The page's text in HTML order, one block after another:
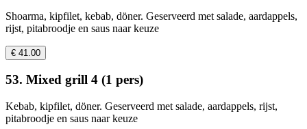
Shoarma, kipfilet, kebab, döner. Geserveerd met salade, aardappels,
rijst, pitabroodje en saus naar keuze
€ 41.00
53. Mixed grill 4 (1 pers)
Kebab, kipfilet, döner. Geserveerd met salade, aardappels, rijst,
pitabroodje en saus naar keuze